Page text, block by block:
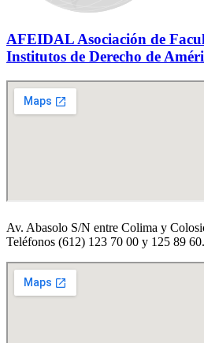
AFEIDAL Asociación de
Institutos de Derecho de
Av. Abasolo S/N entre Colima y
Teléfonos (612) 123 70 00 y 125 89 60.